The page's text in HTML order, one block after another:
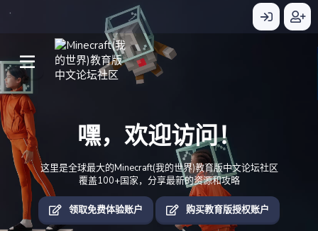
嘿，欢迎访问！
这里是全球最大的Minecraft(我的世界)教育版中文论坛社区
覆盖100+国家，分享最新的资源和攻略
领取免费体验账户 购买教育版授权账户